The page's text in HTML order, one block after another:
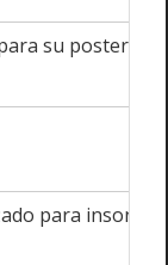
su posterior
para